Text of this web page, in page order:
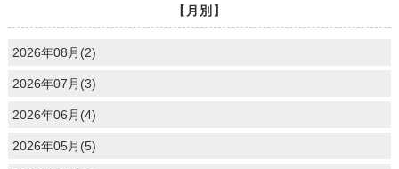
【月別】
2026年08月(2)
2026年07月(3)
2026年06月(4)
2026年05月(5)